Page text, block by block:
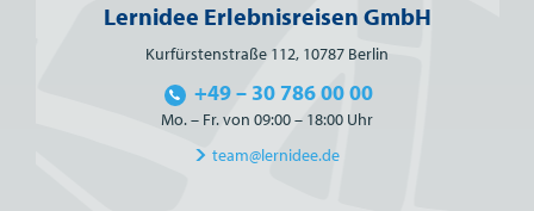
Lernidee Erlebnisreisen GmbH
Kurfürstenstraße 112, 10787 Berlin
+49 – 30 786 00 00
Mo. – Fr. von 09:00 – 18:00 Uhr
team@lernidee.de